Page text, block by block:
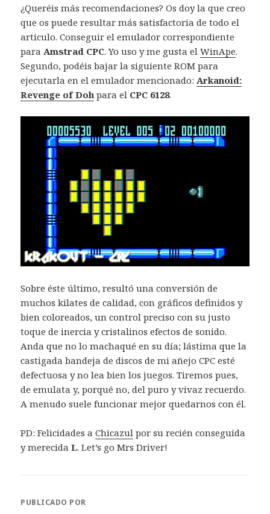
¿Queréis más recomendaciones? Os doy la que creo
que os puede resultar más satisfactoria de todo el
artículo. Conseguir el emulador correspondiente
paraAmstrad CPC. Yo uso y me gusta elWinApe.
Segundo, podéis bajar la siguiente ROM para
ejecutarla en el emulador mencionado:Arkanoid:
Revenge of Doh para el CPC 6128.
Sobre éste último, resultó una conversión de
muchos kilates de calidad, con gráficos definidos y
bien coloreados, un control preciso con su justo
toque de inercia y cristalinos efectos de sonido.
Anda que no lo machaqué en su día; lástima que la
castigada bandeja de discos de mi añejo CPC esté
defectuosa y no lea bien los juegos. Tiremos pues,
de emulata y, porqué no, del puro y vivaz recuerdo.
A menudo suele funcionar mejor quedarnos con él.
PD: Felicidades aChicazul por su recién conseguida
y merecidaL. Let’s go Mrs Driver!
PUBLICADO POR